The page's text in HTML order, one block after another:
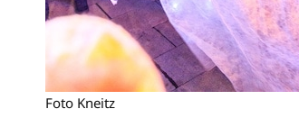
Foto Kneitz